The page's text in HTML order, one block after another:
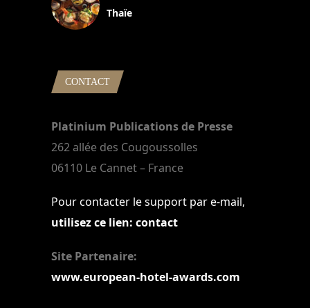
Thaïe
CONTACT
Platinium Publications de Presse
262 allée des Cougoussolles
06110 Le Cannet – France
Pour contacter le support par e-mail,
utilisez ce lien: contact
Site Partenaire:
www.european-hotel-awards.com